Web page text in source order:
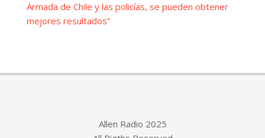
Armada de Chile y las policías, se pueden obtener
mejores resultados”
Allen Radio 2025